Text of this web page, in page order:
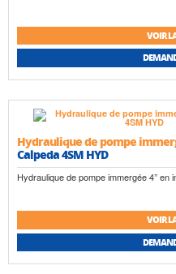
VOIR
Hydraulique de pompe
Calpeda 4SM HYD
Hydraulique de pompe immergée 4’’
VOIR